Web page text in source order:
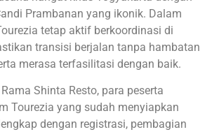
Prambanan yang ikonik. Dalam
tetap aktif berkoordinasi di
transisi berjalan tanpa hambatan
merasa terfasilitasi dengan baik.
Shinta Resto, para peserta
Tourezia yang sudah menyiapkan
dengan registrasi, pembagian